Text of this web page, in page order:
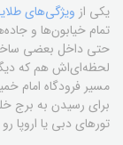
یکی از ویژگی‌های
تمام خیابون‌ها و
حتی داخل بعضی
لحظه‌ای‌اش هم که
مسیر فرودگاه امام
برای رسیدن به برج
تورهای دبی یا اروپا